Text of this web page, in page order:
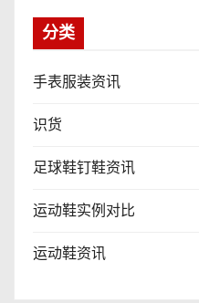
分类
手表服装资讯
识货
足球鞋钉鞋资讯
运动鞋实例对比
运动鞋资讯